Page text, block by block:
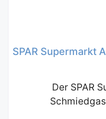
SPAR Supermarkt
Der SPAR